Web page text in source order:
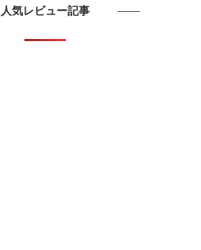
人気レビュー記事